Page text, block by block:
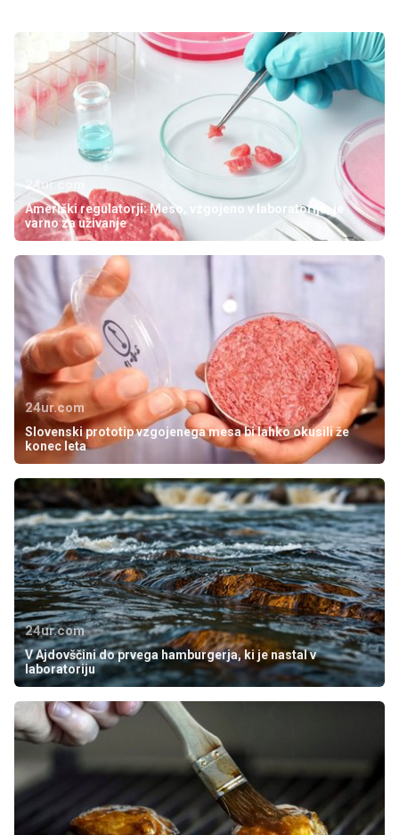
24ur.com
Ameriški regulatorji: Meso, vzgojeno v laboratoriju, je
varno za uživanje
24ur.com
Slovenski prototip vzgojenega mesa bi lahko okusili že
konec leta
24ur.com
V Ajdovščini do prvega hamburgerja, ki je nastal v
laboratoriju